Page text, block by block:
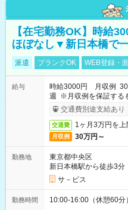
【在宅勤務OK】時給
ほぼなし▼新日本橋で
派遣 ブランクOK WEB登録・
給与
時給3000円 月収例 30
週 ※月収例を保証する
ービス利用可（利用条件
交通費別途支給あり
交通費 1ヶ月3万円を
月収例 30万円～
勤務地
東京都中央区
新日本橋駅から徒歩3分
サ－ビス
勤務時間 10:00-16:00（休憩60分